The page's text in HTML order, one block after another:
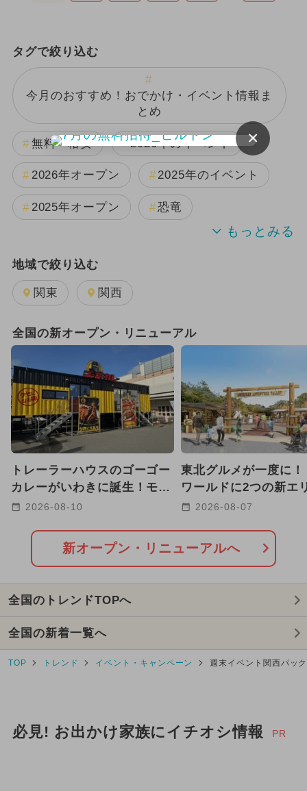
タグで絞り込む
今月のおすすめ！おでかけ・イベント情報ま
とめ
無料・格安 2026年のイベント
2026年オープン 2025年のイベント
2025年オープン 恐竜
2024年のイベント
日帰り キャラクター
週末イベント関東パック
2025年11月のイベント
2025年12月のイベント
2026年8月のイベント
2026年1月のイベント
2026年7月のイベント
2024年7月のイベント
2025年10月のイベント
2026年2月のイベント
2025年3月のイベント
2025年9月のイベント
地域で絞り込む
関東 関西
全国の新オープン・リニューアル
トレーラーハウスのゴーゴー
カレーがいわきに誕生！モバ
イルオーダーで並ばず受け取
2026-08-10
東北グルメが一度に！
ワールドに2つの新エ
生 弓矢や宝石探しも
2026-08-07
新オープン・リニューアルへ
全国のトレンドTOPへ
全国の新着一覧へ
TOP トレンド イベント・キャンペーン 週末イベント関西パック
必見! お出かけ家族にイチオシ情報 PR
×